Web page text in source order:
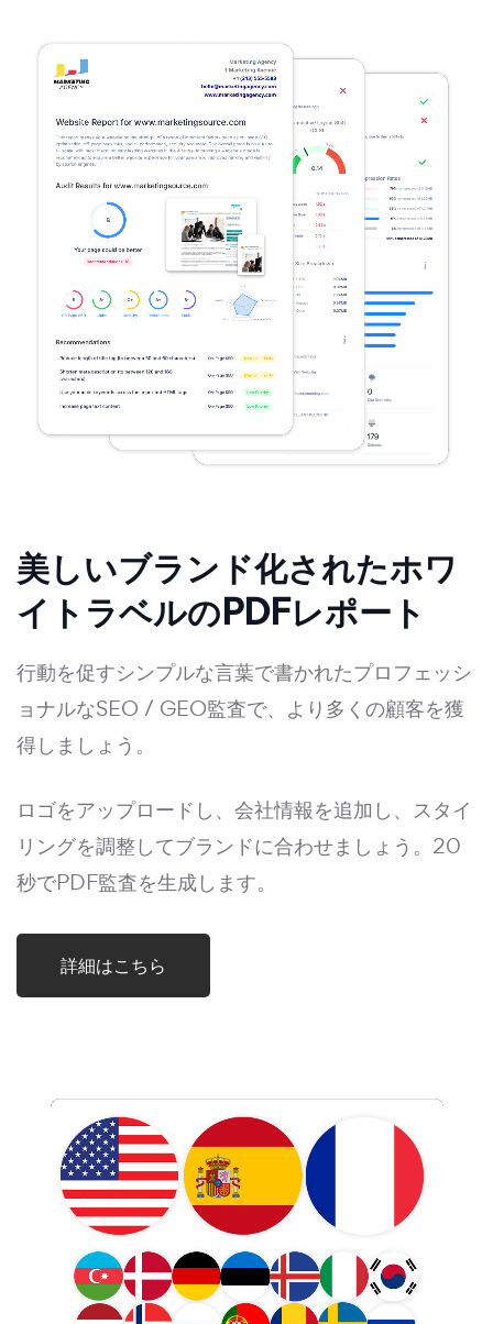
美しいブランド化されたホワ
イトラベルのPDFレポート
行動を促すシンプルな言葉で書かれたプロフェッシ
ョナルなSEO / GEO監査で、より多くの顧客を獲
得しましょう。
ロゴをアップロードし、会社情報を追加し、スタイ
リングを調整してブランドに合わせましょう。20
秒でPDF監査を生成します。
詳細はこちら